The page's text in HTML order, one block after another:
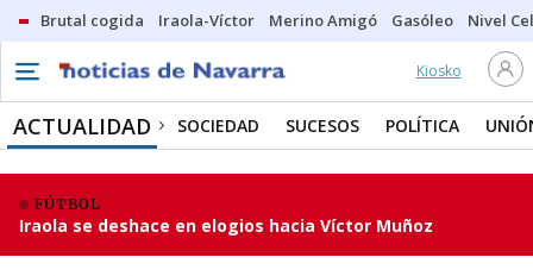
Brutal cogida Iraola-Víctor Merino Amigó Gasóleo Nivel
Kiosko
ACTUALIDAD SOCIEDAD SUCESOS POLÍTICA
FÚTBOL
Iraola se deshace en elogios hacia Víctor Muñoz